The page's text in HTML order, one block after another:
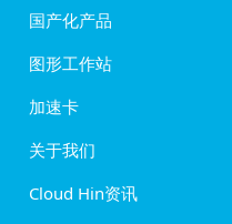
国产化产品
图形工作站
加速卡
关于我们
Cloud Hin资讯